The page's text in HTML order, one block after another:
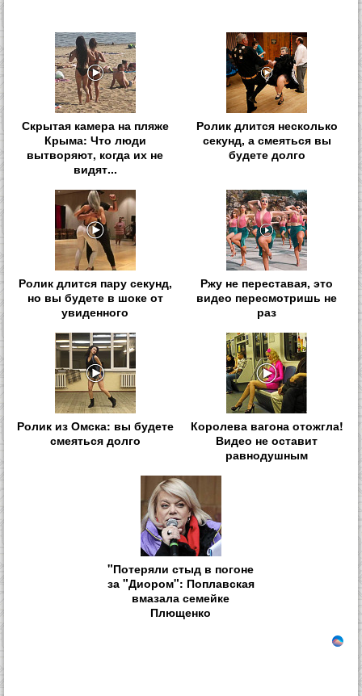
Скрытая камера на пляже
Крыма: Что люди
вытворяют, когда их не
видят...
Ролик длится несколько
секунд, а смеяться вы
будете долго
Ролик длится пару секунд,
но вы будете в шоке от
увиденного
Ржу не переставая, это
видео пересмотришь не
раз
Ролик из Омска: вы будете
смеяться долго
Королева вагона отожгла!
Видео не оставит
равнодушным
"Потеряли стыд в погоне
за "Диором": Поплавская
вмазала семейке
Плющенко